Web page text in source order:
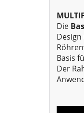
Die
Basis
Der